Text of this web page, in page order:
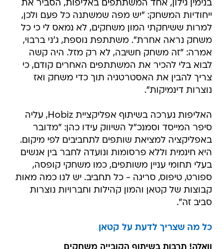
בנימין גילון, אחד המשתתפים באליפות, הסביר את
ייחודיות המשחק: "יש מפה שמשתנה כל פעם ולכן,
למרות ששיחקתי המון משחקים, לא נמאס לי כי כל
משחק נראה אחרת". משתתפת נוספת, ג'ני ברבוי,
אמרה: "זה משחק חשיבה, לא רק מזל. היה קשה
לבוא בלי להכיר את המשתתפים האחרים קודם, כי
צריך להבין את האסטרטגיה תוך כדי משחק ואז
נוצרות דינמיקות".
האליפות נערכה בשיתוף אפליקציית Hobiz, עליה
סיפר המייסד וסמנכ"ל השיווק עידו כהן: "מדובר
באפליקציה למציאת שותפים לתחביבים לפי מיקום.
היא חינמית וללא פרסומות ונועדה לחבר בין אנשים
בעלי תחומי עניין משותפים, כמו משחקי קופסה,
ספורט, טיפוס, סריגה - כל תחביב. יש לנו כמה מאות
קבוצות של קטאן והמון קהילות וחברויות נוצרות
סביב זה".
כל מה שצריך לדעת על קטאן
וואלה! תרבות בשיתוף הקובייה משחקים